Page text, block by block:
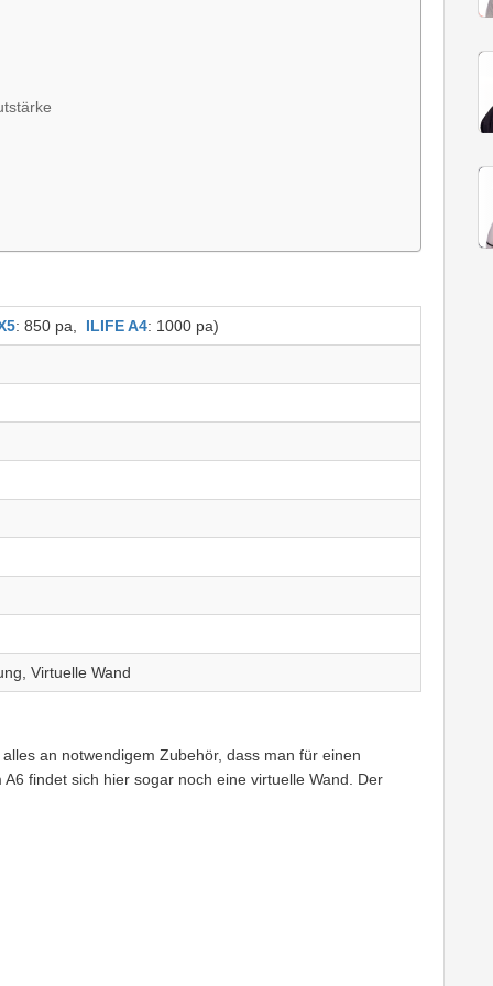
: 850 pa, ILIFE A4: 1000 pa)
Virtuelle Wand
an notwendigem Zubehör, dass man für einen
findet sich hier sogar noch eine virtuelle Wand. Der